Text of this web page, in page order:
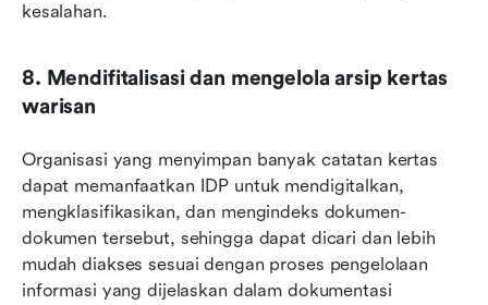
kesalahan.
8. Mendifitalisasi dan mengelola arsip kertas
warisan
Organisasi yang menyimpan banyak catatan kertas
dapat memanfaatkan IDP untuk mendigitalkan,
mengklasifikasikan, dan mengindeks dokumen-
dokumen tersebut, sehingga dapat dicari dan lebih
mudah diakses sesuai dengan proses pengelolaan
informasi yang dijelaskan dalam dokumentasi